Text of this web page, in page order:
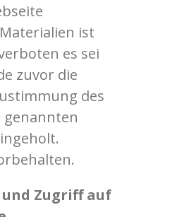
ist
es sei
zuvor die
des
genannten
und Zugriff auf